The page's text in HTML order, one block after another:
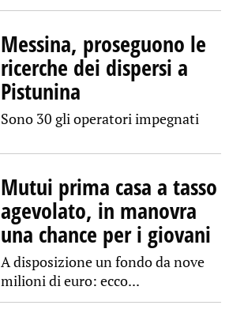
Messina, proseguono le
ricerche dei dispersi a
Pistunina
Sono 30 gli operatori impegnati
Mutui prima casa a tasso
agevolato, in manovra
una chance per i giovani
A disposizione un fondo da nove
milioni di euro: ecco...